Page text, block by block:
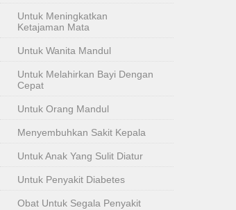
Untuk Meningkatkan
Ketajaman Mata
Untuk Wanita Mandul
Untuk Melahirkan Bayi Dengan
Cepat
Untuk Orang Mandul
Menyembuhkan Sakit Kepala
Untuk Anak Yang Sulit Diatur
Untuk Penyakit Diabetes
Obat Untuk Segala Penyakit